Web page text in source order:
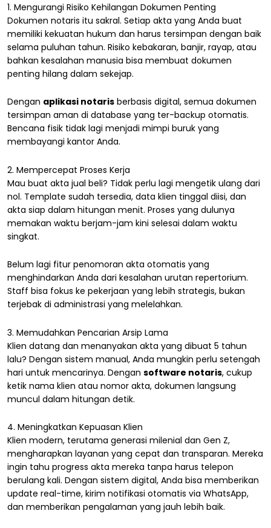
1. Mengurangi Risiko Kehilangan Dokumen Penting
Dokumen notaris itu sakral. Setiap akta yang Anda buat
memiliki kekuatan hukum dan harus tersimpan dengan baik
selama puluhan tahun. Risiko kebakaran, banjir, rayap, atau
bahkan kesalahan manusia bisa membuat dokumen
penting hilang dalam sekejap.
Dengan aplikasi notaris berbasis digital, semua dokumen
tersimpan aman di database yang ter-backup otomatis.
Bencana fisik tidak lagi menjadi mimpi buruk yang
membayangi kantor Anda.
2. Mempercepat Proses Kerja
Mau buat akta jual beli? Tidak perlu lagi mengetik ulang dari
nol. Template sudah tersedia, data klien tinggal diisi, dan
akta siap dalam hitungan menit. Proses yang dulunya
memakan waktu berjam-jam kini selesai dalam waktu
singkat.
Belum lagi fitur penomoran akta otomatis yang
menghindarkan Anda dari kesalahan urutan repertorium.
Staff bisa fokus ke pekerjaan yang lebih strategis, bukan
terjebak di administrasi yang melelahkan.
3. Memudahkan Pencarian Arsip Lama
Klien datang dan menanyakan akta yang dibuat 5 tahun
lalu? Dengan sistem manual, Anda mungkin perlu setengah
hari untuk mencarinya. Dengan software notaris, cukup
ketik nama klien atau nomor akta, dokumen langsung
muncul dalam hitungan detik.
4. Meningkatkan Kepuasan Klien
Klien modern, terutama generasi milenial dan Gen Z,
mengharapkan layanan yang cepat dan transparan. Mereka
ingin tahu progress akta mereka tanpa harus telepon
berulang kali. Dengan sistem digital, Anda bisa memberikan
update real-time, kirim notifikasi otomatis via WhatsApp,
dan memberikan pengalaman yang jauh lebih baik.